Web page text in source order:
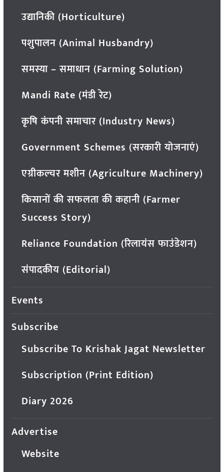
उद्यानिकी (Horticulture)
पशुपालन (Animal Husbandry)
समस्या – समाधान (Farming Solution)
Mandi Rate (मंडी रेट)
कृषि कंपनी समाचार (Industry News)
Government Schemes (सरकारी योजनाएं)
एग्रीकल्चर मशीन (Agriculture Machinery)
किसानों की सफलता की कहानी (Farmer
Success Story)
Reliance Foundation (रिलायंस फाउंडेशन)
संपादकीय (Editorial)
Events
Subscribe
Subscribe To Krishak Jagat Newsletter
Subscription (Print Edition)
Diary 2026
Advertise
Website